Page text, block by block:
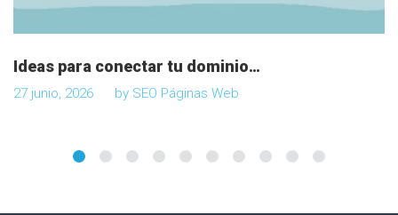
Ideas para conectar tu dominio…
27 junio, 2026 by SEO Páginas Web